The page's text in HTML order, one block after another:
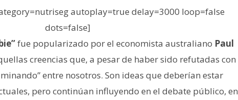
autoplay=true delay=3000 loop=false
dots=false]
fue popularizado por el economista australiano Paul
creencias que, a pesar de haber sido refutadas con
entre nosotros. Son ideas que deberían estar
pero continúan influyendo en el debate público, en